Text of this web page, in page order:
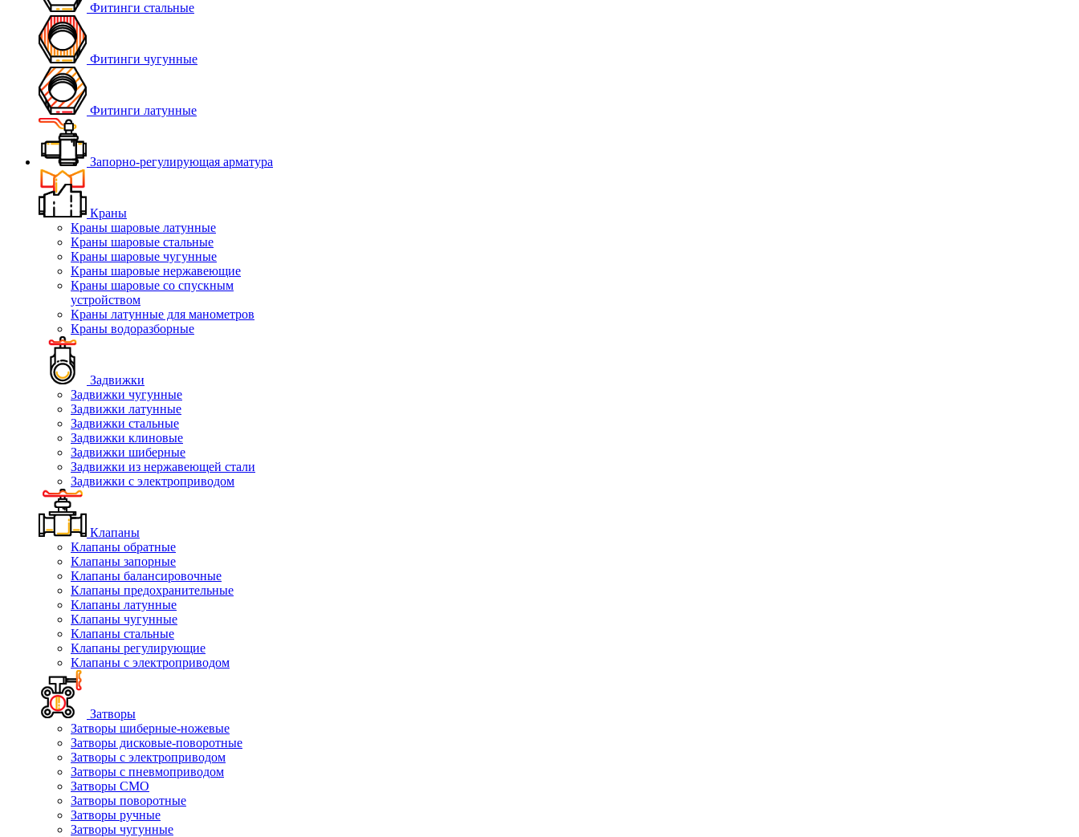
Фитинги стальные
Фитинги чугунные
Фитинги латунные
Запорно-регулирующая арматура
Краны
Краны шаровые латунные
Краны шаровые стальные
Краны шаровые чугунные
Краны шаровые нержавеющие
Краны шаровые со спускным
устройством
Краны латунные для манометров
Краны водоразборные
Задвижки
Задвижки чугунные
Задвижки латунные
Задвижки стальные
Задвижки клиновые
Задвижки шиберные
Задвижки из нержавеющей стали
Задвижки с электроприводом
Клапаны
Клапаны обратные
Клапаны запорные
Клапаны балансировочные
Клапаны предохранительные
Клапаны латунные
Клапаны чугунные
Клапаны стальные
Клапаны регулирующие
Клапаны с электроприводом
Затворы
Затворы шиберные-ножевые
Затворы дисковые-поворотные
Затворы с электроприводом
Затворы с пневмоприводом
Затворы СМО
Затворы поворотные
Затворы ручные
Затворы чугунные